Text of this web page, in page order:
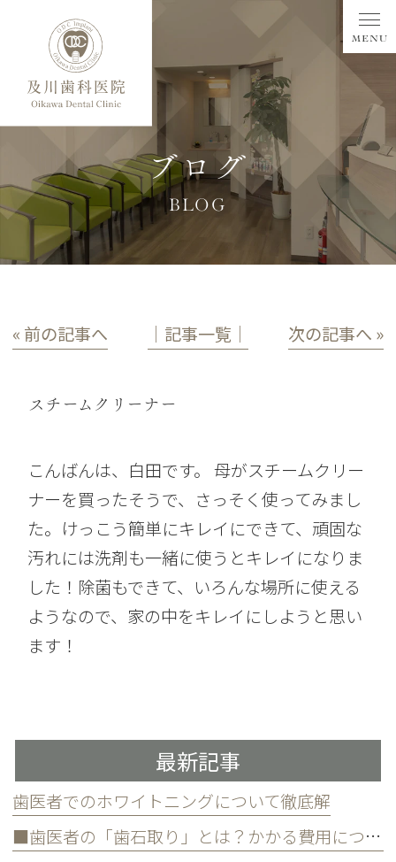
ブログ
BLOG
« 前の記事へ │記事一覧│ 次の記事へ »
スチームクリーナー
こんばんは、白田です。 母がスチームクリー
ナーを買ったそうで、さっそく使ってみまし
た。けっこう簡単にキレイにできて、頑固な
汚れには洗剤も一緒に使うとキレイになりま
した！除菌もできて、いろんな場所に使える
ようなので、家の中をキレイにしようと思い
ます！
最新記事
歯医者でのホワイトニングについて徹底解
■歯医者の「歯石取り」とは？かかる費用について